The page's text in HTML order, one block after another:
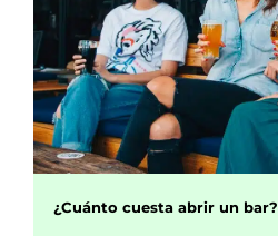
¿Cuánto cuesta abrir un bar?